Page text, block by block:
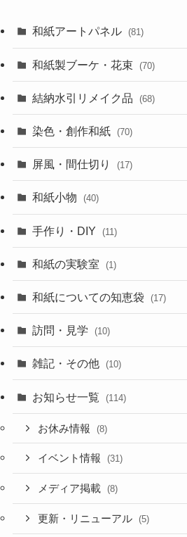
和紙アートパネル (81)
和紙製ブーケ・花束 (70)
結納水引リメイク品 (68)
染色・創作和紙 (70)
屏風・間仕切り (17)
和紙小物 (40)
手作り・DIY (11)
和紙の実験室 (1)
和紙についての知恵袋 (17)
訪問・見学 (10)
雑記・その他 (10)
お知らせ一覧 (114)
お休み情報 (8)
イベント情報 (31)
メディア掲載 (8)
更新・リニューアル (5)